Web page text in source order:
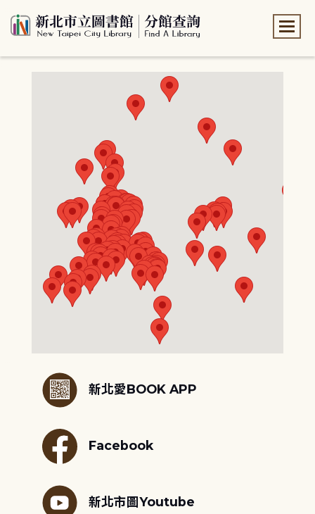
新北愛BOOK APP
Facebook
新北市圖Youtube